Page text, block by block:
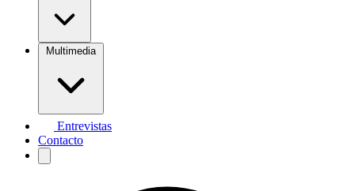
Multimedia
Entrevistas
Contacto